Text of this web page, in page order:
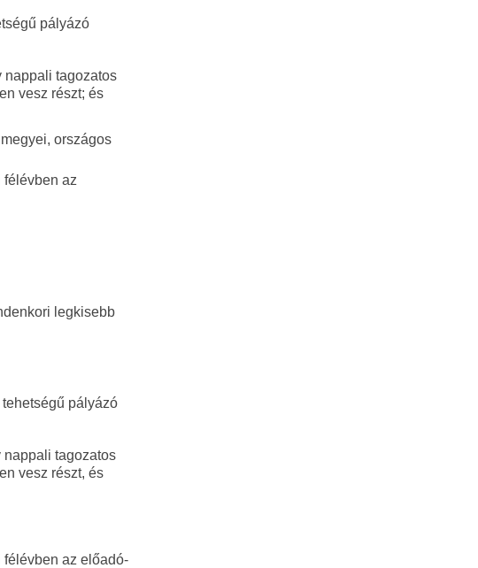
pályázó
nappali tagozatos
vesz részt; és
országos
félévben az
legkisebb
pályázó
nappali tagozatos
vesz részt, és
az előadó-